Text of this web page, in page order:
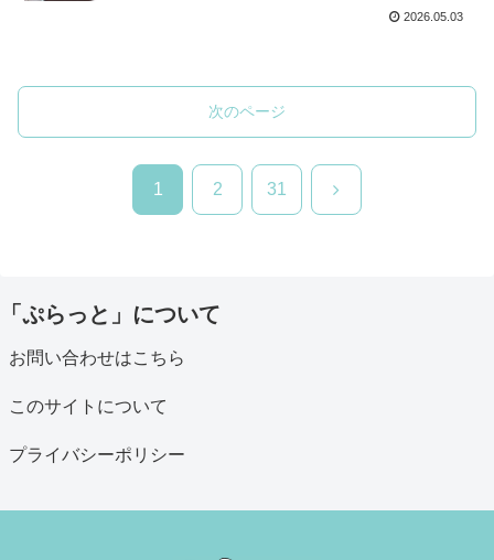
2026.05.03
次のページ
1 2 31 次
「ぷらっと」について
お問い合わせはこちら
このサイトについて
プライバシーポリシー